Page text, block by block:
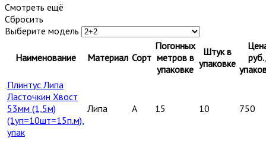
Смотреть ещё
Сбросить
Выберите модель
Наименование Материал Сорт
Погонных
метров в
упаковке
Штук в
упаковке
Плинтус Липа
Ласточкин Хвост
53мм (1,5м)
(1уп=10шт=15п.м),
упак
Липа A 15 10 750